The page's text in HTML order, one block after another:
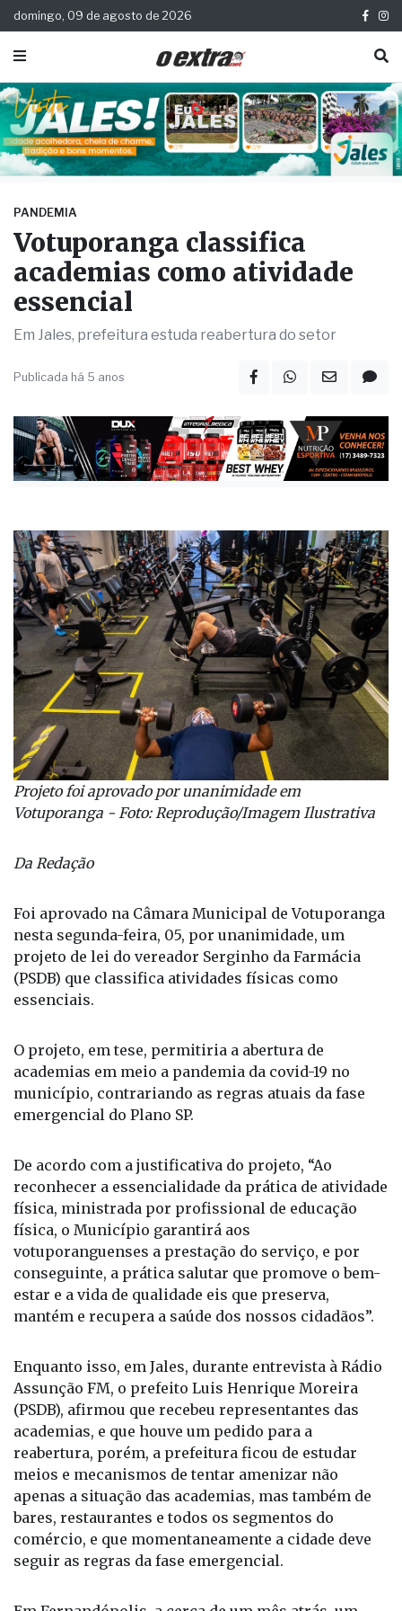
domingo, 09 de agosto de 2026
PANDEMIA
Votuporanga classifica
academias como atividade
essencial
Em Jales, prefeitura estuda reabertura do setor
Publicada há 5 anos
Projeto foi aprovado por unanimidade em
Votuporanga - Foto: Reprodução/Imagem Ilustrativa
Da Redação
Foi aprovado na Câmara Municipal de Votuporanga
nesta segunda-feira, 05, por unanimidade, um
projeto de lei do vereador Serginho da Farmácia
(PSDB) que classifica atividades físicas como
essenciais.
O projeto, em tese, permitiria a abertura de
academias em meio a pandemia da covid-19 no
município, contrariando as regras atuais da fase
emergencial do Plano SP.
De acordo com a justificativa do projeto, “Ao
reconhecer a essencialidade da prática de atividade
física, ministrada por profissional de educação
física, o Município garantirá aos
votuporanguenses a prestação do serviço, e por
conseguinte, a prática salutar que promove o bem-
estar e a vida de qualidade eis que preserva,
mantém e recupera a saúde dos nossos cidadãos”.
Enquanto isso, em Jales, durante entrevista à Rádio
Assunção FM, o prefeito Luis Henrique Moreira
(PSDB), afirmou que recebeu representantes das
academias, e que houve um pedido para a
reabertura, porém, a prefeitura ficou de estudar
meios e mecanismos de tentar amenizar não
apenas a situação das academias, mas também de
bares, restaurantes e todos os segmentos do
comércio, e que momentaneamente a cidade deve
seguir as regras da fase emergencial.